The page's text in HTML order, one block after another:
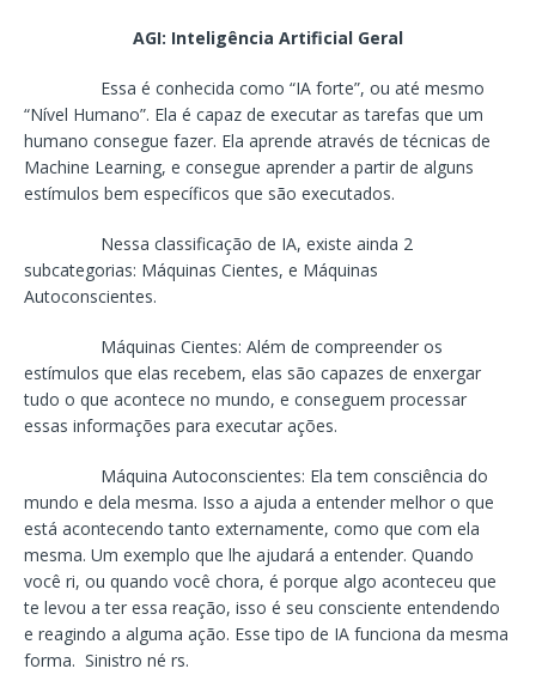
AGI: Inteligência Artificial Geral
Essa é conhecida como “IA forte”, ou até mesmo
“Nível Humano”. Ela é capaz de executar as tarefas que um
humano consegue fazer. Ela aprende através de técnicas de
Machine Learning, e consegue aprender a partir de alguns
estímulos bem específicos que são executados.
Nessa classificação de IA, existe ainda 2
subcategorias: Máquinas Cientes, e Máquinas
Autoconscientes.
Máquinas Cientes: Além de compreender os
estímulos que elas recebem, elas são capazes de enxergar
tudo o que acontece no mundo, e conseguem processar
essas informações para executar ações.
Máquina Autoconscientes: Ela tem consciência do
mundo e dela mesma. Isso a ajuda a entender melhor o que
está acontecendo tanto externamente, como que com ela
mesma. Um exemplo que lhe ajudará a entender. Quando
você ri, ou quando você chora, é porque algo aconteceu que
te levou a ter essa reação, isso é seu consciente entendendo
e reagindo a alguma ação. Esse tipo de IA funciona da mesma
forma. Sinistro né rs.